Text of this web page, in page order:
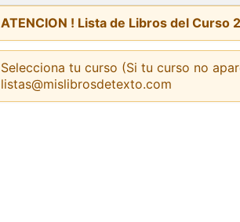
ATENCION ! Lista de Libros del Curso
Selecciona tu curso (Si tu curso no
listas@mislibrosdetexto.com